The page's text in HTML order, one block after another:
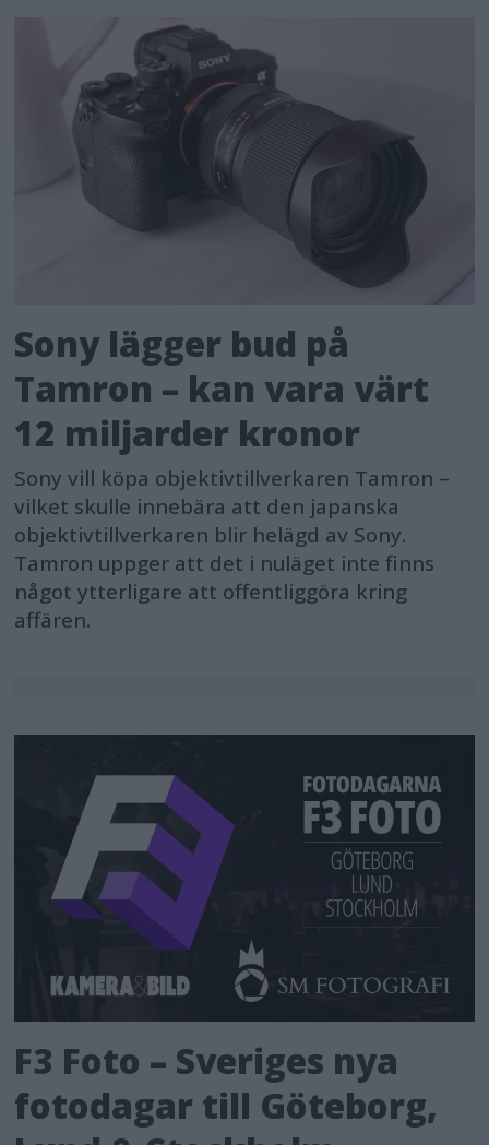
Sony lägger bud på
Tamron – kan vara värt
12 miljarder kronor
Sony vill köpa objektivtillverkaren Tamron –
vilket skulle innebära att den japanska
objektivtillverkaren blir helägd av Sony.
Tamron uppger att det i nuläget inte finns
något ytterligare att offentliggöra kring
affären.
F3 Foto – Sveriges nya
fotodagar till Göteborg,